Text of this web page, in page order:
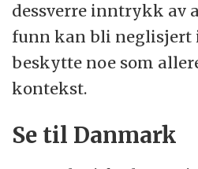
dessverre inntrykk av
funn kan bli neglisjert
beskytte noe som
kontekst.
Se til Danmark